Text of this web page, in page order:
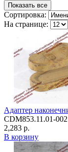
Показать все
Сортировка:
На странице:
Адаптер
CDM853.11.01-002
2,283 р.
В корзину